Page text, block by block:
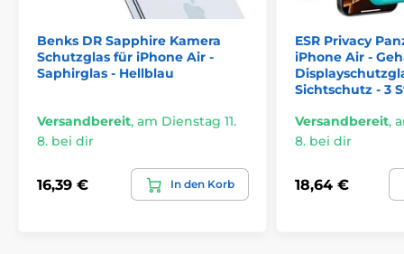
unsichtbar ist und auf jede Fingerbewegung reagiert.
Die glatte Oberfläche sorgt dafür, dass die Bedienung
des Handys genauso intuitiv und präzise bleibt – ideal
für Gaming, schnelles Tippen oder präzises Arbeiten
mit Apps.
Stylisches und sauberes Aussehen ohne
Fingerabdrücke
Nervt dich ein fettiges Display voller Fingerabdrücke?
Mit deroleophobischen Beschichtung
musst du dein
Handy nicht mehr ständig polieren. Das Glas weist
Benks DR Sapphire Kamera
Schutzglas für iPhone Air -
Saphirglas - Hellblau
Versandbereit, am Dienstag 11.
8. bei dir
16,39 € In den Korb
ESR Privacy
iPhone Air -
Sichtschutz - 3
Versandbereit,
8. bei dir
18,64 €